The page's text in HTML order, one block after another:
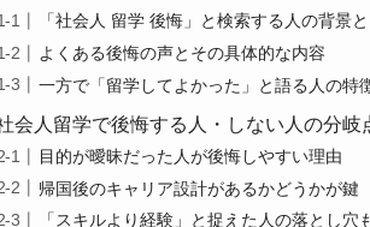
「社会人 留学 後悔」と検索する人の背景
よくある後悔の声とその具体的な内容
一方で「留学してよかった」と語る人の特
会人留学で後悔する人・しない人の分岐
目的が曖昧だった人が後悔しやすい理由
帰国後のキャリア設計があるかどうかが鍵
「スキルより経験」と捉えた人の落とし穴